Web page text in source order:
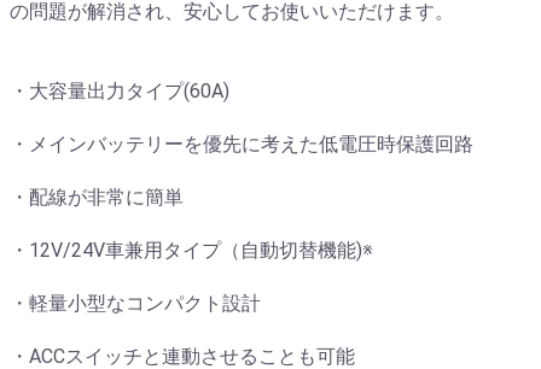
の問題が解消され、安心してお使いいただけます。
・大容量出力タイプ(60A)
・メインバッテリーを優先に考えた低電圧時保護回路
・配線が非常に簡単
・12V/24V車兼用タイプ（自動切替機能)※
・軽量小型なコンパクト設計
・ACCスイッチと連動させることも可能